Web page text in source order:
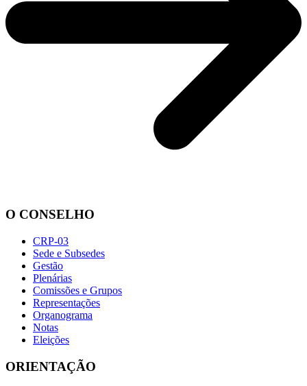
O CONSELHO
CRP-03
Sede e Subsedes
Gestão
Plenárias
Comissões e Grupos
Representações
Organograma
Notas
Eleições
ORIENTAÇÃO